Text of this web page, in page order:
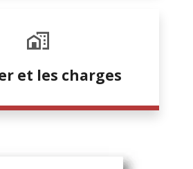
et les charges